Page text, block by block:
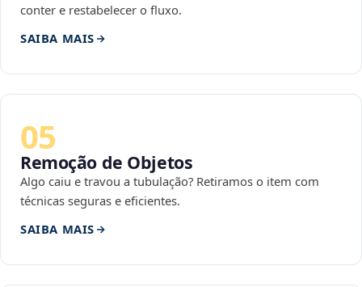
conter e restabelecer o fluxo.
SAIBA MAIS
05
Remoção de Objetos
Algo caiu e travou a tubulação? Retiramos o item com
técnicas seguras e eficientes.
SAIBA MAIS